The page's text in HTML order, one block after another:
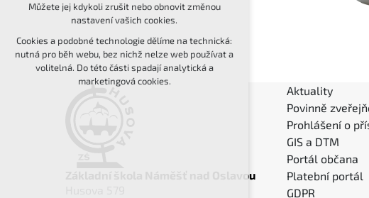
Základní škola Náměšť nad Oslavou
Aktuality
Povinně
Prohlášení o
GIS a DTM
Portál občana
Platební portál
GDPR
Více informací o cookies na našem webu
PŘIJMOUT VŠECHNY COOKIES
ODMÍTNOUT VOLITELNÁ
Můžete jej kdykoli zrušit nebo obnovit změnou
nastavení vašich cookies.
Cookies a podobné technologie dělíme na technická:
nutná pro běh webu, bez nichž nelze web používat a
volitelná. Do této části spadají analytická a
marketingová cookies.